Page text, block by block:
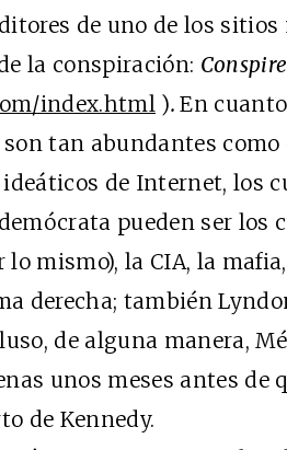
de uno de los sitios
la conspiración:
index.html).En
tan abundantes como
de Internet, los
pueden ser los
lo mismo), la CIA, la
derecha; también
de alguna manera,
unos meses antes de
de Kennedy.